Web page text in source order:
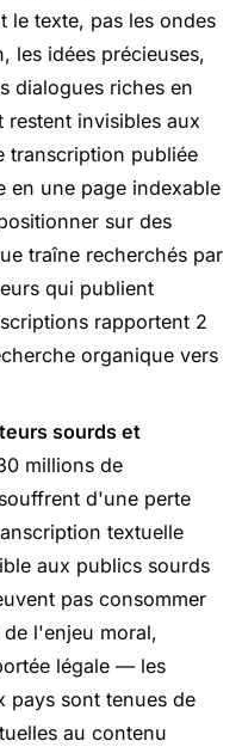
le texte, pas les ondes
les idées précieuses,
dialogues riches en
invisibles aux
transcription publiée
en une page indexable
sur des
traîne recherchés par
qui publient
rapportent 2
organique vers
sourds et
millions de
d'une perte
textuelle
aux publics sourds
pas consommer
l'enjeu moral,
légale — les
pays sont tenues de
au contenu